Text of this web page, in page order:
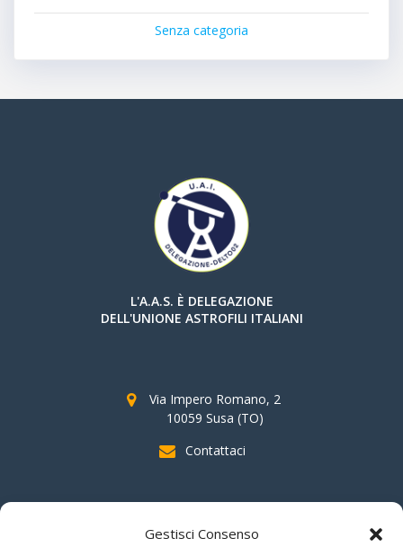
Gestisci Consenso
Senza categoria
L'A.A.S. È DELEGAZIONE
DELL'UNIONE ASTROFILI ITALIANI
Via Impero Romano, 2
10059 Susa (TO)
Contattaci
SOSTIENI AAS